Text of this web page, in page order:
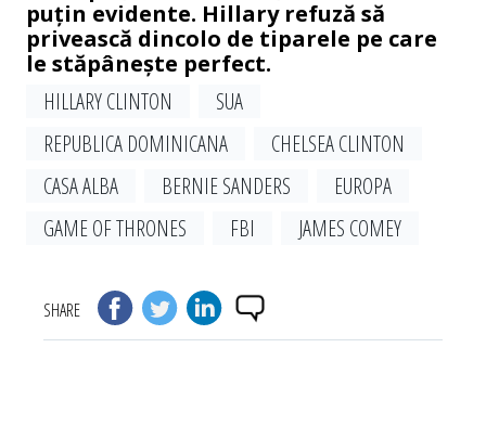
puțin evidente. Hillary refuză să
privească dincolo de tiparele pe care
le stăpânește perfect.
HILLARY CLINTON
SUA
REPUBLICA DOMINICANA
CHELSEA CLINTON
CASA ALBA
BERNIE SANDERS
EUROPA
GAME OF THRONES
FBI JAMES COMEY
SHARE